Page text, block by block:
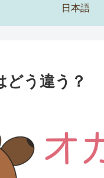
日本語
う違う？